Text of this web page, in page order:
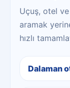
Uçuş, otel
aramak
hızlı
Dalaman